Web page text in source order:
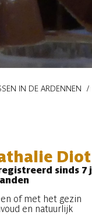
IN DE ARDENNEN
Diot
sinds 7
of met het gezin
en natuurlijk